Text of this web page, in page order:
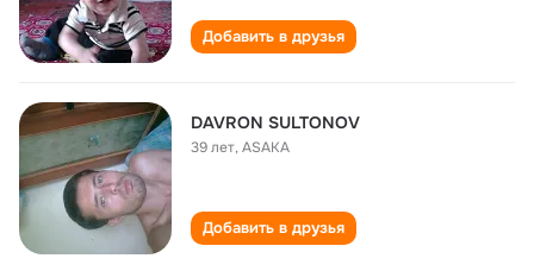
Добавить в друзья
DAVRON SULTONOV
39 лет,ASAKA
Добавить в друзья